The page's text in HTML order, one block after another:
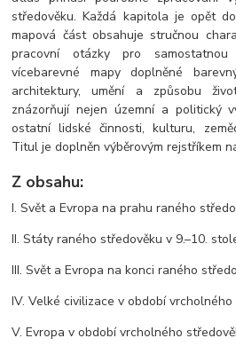
středověku. Každá kapitola je opět
mapová část obsahuje stručnou
pracovní otázky pro
vícebarevné mapy doplněné
architektury, umění a způsobu
znázorňují nejen územní a politický
ostatní lidské činnosti, kulturu,
Titul je doplněn výběrovým rejstříkem
Z obsahu:
I. Svět a Evropa na prahu raného
II. Státy raného středověku v 9.–10.
III. Svět a Evropa na konci raného
IV. Velké civilizace v období
V. Evropa v období vrcholného